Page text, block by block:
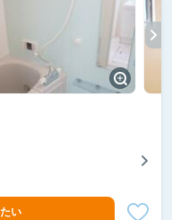
い